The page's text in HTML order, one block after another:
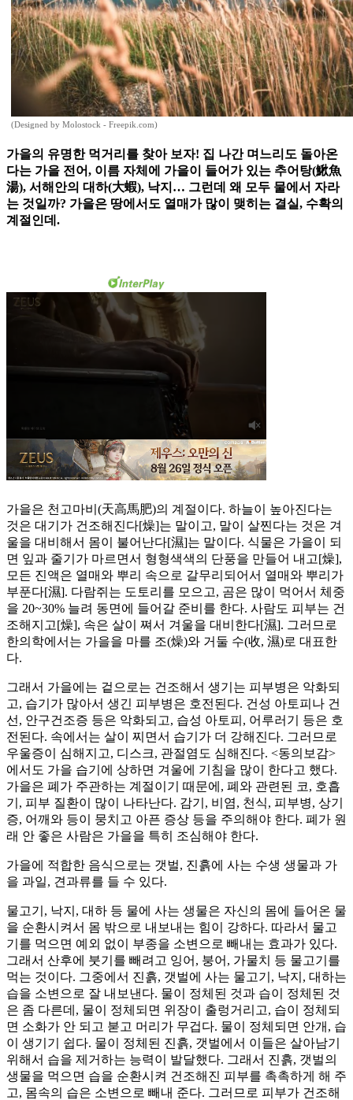
(Designed by Molostock - Freepik.com)
가을의 유명한 먹거리를 찾아 보자! 집 나간 며느리도 돌아온
다는 가을 전어, 이름 자체에 가을이 들어가 있는 추어탕(鰍魚
湯), 서해안의 대하(大蝦), 낙지… 그런데 왜 모두 물에서 자라
는 것일까? 가을은 땅에서도 열매가 많이 맺히는 결실, 수확의
계절인데.
가을은 천고마비(天高馬肥)의 계절이다. 하늘이 높아진다는
것은 대기가 건조해진다[燥]는 말이고, 말이 살찐다는 것은 겨
울을 대비해서 몸이 불어난다[濕]는 말이다. 식물은 가을이 되
면 잎과 줄기가 마르면서 형형색색의 단풍을 만들어 내고[燥],
모든 진액은 열매와 뿌리 속으로 갈무리되어서 열매와 뿌리가
부푼다[濕]. 다람쥐는 도토리를 모으고, 곰은 많이 먹어서 체중
을 20~30% 늘려 동면에 들어갈 준비를 한다. 사람도 피부는 건
조해지고[燥], 속은 살이 쪄서 겨울을 대비한다[濕]. 그러므로
한의학에서는 가을을 마를 조(燥)와 거둘 수(收, 濕)로 대표한
다.
그래서 가을에는 겉으로는 건조해서 생기는 피부병은 악화되
고, 습기가 많아서 생긴 피부병은 호전된다. 건성 아토피나 건
선, 안구건조증 등은 악화되고, 습성 아토피, 어루러기 등은 호
전된다. 속에서는 살이 찌면서 습기가 더 강해진다. 그러므로
우울증이 심해지고, 디스크, 관절염도 심해진다. <동의보감>
에서도 가을 습기에 상하면 겨울에 기침을 많이 한다고 했다.
가을은 폐가 주관하는 계절이기 때문에, 폐와 관련된 코, 호흡
기, 피부 질환이 많이 나타난다. 감기, 비염, 천식, 피부병, 상기
증, 어깨와 등이 뭉치고 아픈 증상 등을 주의해야 한다. 폐가 원
래 안 좋은 사람은 가을을 특히 조심해야 한다.
가을에 적합한 음식으로는 갯벌, 진흙에 사는 수생 생물과 가
을 과일, 견과류를 들 수 있다.
물고기, 낙지, 대하 등 물에 사는 생물은 자신의 몸에 들어온 물
을 순환시켜서 몸 밖으로 내보내는 힘이 강하다. 따라서 물고
기를 먹으면 예외 없이 부종을 소변으로 빼내는 효과가 있다.
그래서 산후에 붓기를 빼려고 잉어, 붕어, 가물치 등 물고기를
먹는 것이다. 그중에서 진흙, 갯벌에 사는 물고기, 낙지, 대하는
습을 소변으로 잘 내보낸다. 물이 정체된 것과 습이 정체된 것
은 좀 다른데, 물이 정체되면 위장이 출렁거리고, 습이 정체되
면 소화가 안 되고 붇고 머리가 무겁다. 물이 정체되면 안개, 습
이 생기기 쉽다. 물이 정체된 진흙, 갯벌에서 이들은 살아남기
위해서 습을 제거하는 능력이 발달했다. 그래서 진흙, 갯벌의
생물을 먹으면 습을 순환시켜 건조해진 피부를 촉촉하게 해 주
고, 몸속의 습은 소변으로 빼내 준다. 그러므로 피부가 건조해